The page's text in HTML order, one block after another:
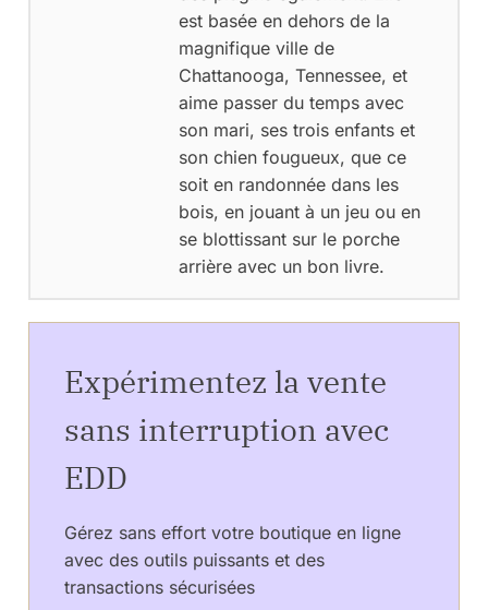
est basée en dehors de la
magnifique ville de
Chattanooga, Tennessee, et
aime passer du temps avec
son mari, ses trois enfants et
son chien fougueux, que ce
soit en randonnée dans les
bois, en jouant à un jeu ou en
se blottissant sur le porche
arrière avec un bon livre.
Expérimentez la vente
sans interruption avec
EDD
Gérez sans effort votre boutique en ligne
avec des outils puissants et des
transactions sécurisées